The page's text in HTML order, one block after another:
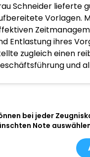
Schneider lieferte
Vorlagen.
Entlastung ihres
zugleich einen
und
bei jeder
Note